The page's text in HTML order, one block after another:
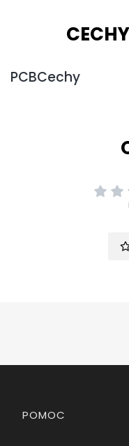
PCBCechy
Linki w stopce
POMOC